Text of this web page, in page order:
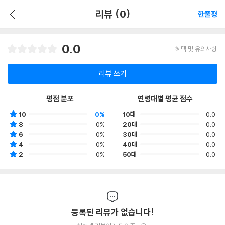
리뷰 (0) 한줄평
0.0 혜택 및 유의사항
리뷰 쓰기
평점 분포
10
0%
8
0%
6
0%
4
0%
2
0%
연령대별 평균 점수
10대
0.0
20대
0.0
30대
0.0
40대
0.0
50대
0.0
등록된 리뷰가 없습니다!